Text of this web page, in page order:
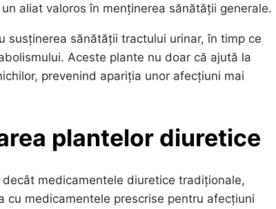
aliat valoros în menținerea sănătății generale.
sănătății tractului urinar, în timp ce
Aceste plante nu doar că ajută la
prevenind apariția unor afecțiuni mai
plantelor diuretice
medicamentele diuretice tradiționale,
medicamentele prescrise pentru afecțiuni